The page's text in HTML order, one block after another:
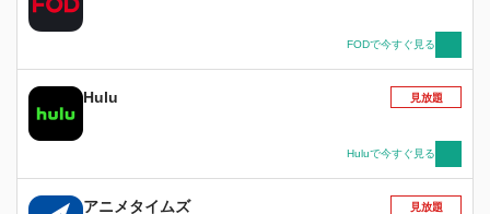
FODで今すぐ見る
Hulu 見放題
Huluで今すぐ見る
アニメタイムズ 見放題